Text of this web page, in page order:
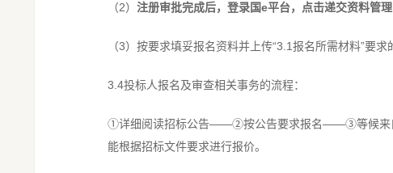
（2） 注册审批完成后，登录国e平台，点击递交资料管
（3）按要求填妥报名资料并上传“3.1报名所需材料”要
3.4投标人报名及审查相关事务的流程：
①详细阅读招标公告——②按公告要求报名——③等候来自
能根据招标文件要求进行报价。